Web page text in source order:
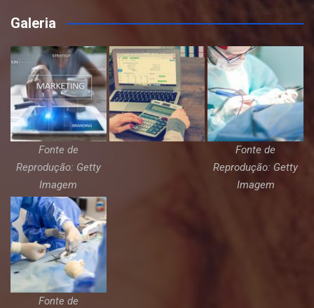
Galeria
Fonte de
Reprodução: Getty
Imagem
Fonte de
Reprodução: Getty
Imagem
Fonte de